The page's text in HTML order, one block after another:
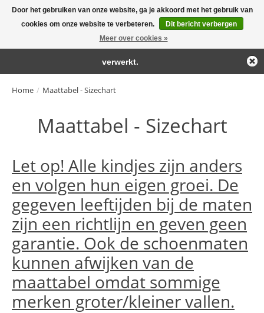
Large selection of products and fast shipping!
Home / Maattabel - Sizechart
Maattabel - Sizechart
Let op! Alle kindjes zijn anders
en volgen hun eigen groei. De
gegeven leeftijden bij de maten
zijn een richtlijn en geven geen
garantie. Ook de schoenmaten
kunnen afwijken van de
maattabel omdat sommige
merken groter/kleiner vallen.
Door het gebruiken van onze website, ga je akkoord met het gebruik van
cookies om onze website te verbeteren.
Dit bericht verbergen
Meer over cookies »
← Keer terug naar de backofficeDeze winkel is in aanbouw.
Eventueel geplaatste orders zullen niet worden gehonoreerd of
verwerkt.